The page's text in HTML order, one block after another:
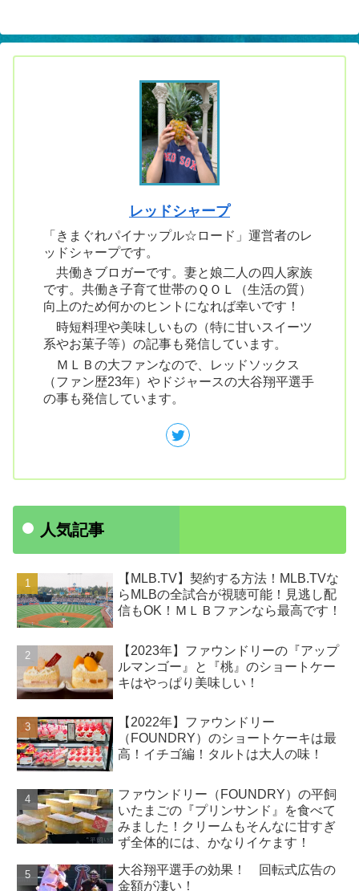
レッドシャープ
「きまぐれパイナップル☆ロード」運営者のレ
ッドシャープです。
共働きブロガーです。妻と娘二人の四人家族
です。共働き子育て世帯のＱＯＬ（生活の質）
向上のため何かのヒントになれば幸いです！
時短料理や美味しいもの（特に甘いスイーツ
系やお菓子等）の記事も発信しています。
ＭＬＢの大ファンなので、レッドソックス
（ファン歴23年）やドジャースの大谷翔平選手
の事も発信しています。
人気記事
【MLB.TV】契約する方法！MLB.TVな
らMLBの全試合が視聴可能！見逃し配
信もOK！ＭＬＢファンなら最高です！
【2023年】ファウンドリーの『アップ
ルマンゴー』と『桃』のショートケー
キはやっぱり美味しい！
【2022年】ファウンドリー
（FOUNDRY）のショートケーキは最
高！イチゴ編！タルトは大人の味！
ファウンドリー（FOUNDRY）の平飼
いたまごの『プリンサンド』を食べて
みました！クリームもそんなに甘すぎ
ず全体的には、かなりイケます！
大谷翔平選手の効果！ 回転式広告の
金額が凄い！